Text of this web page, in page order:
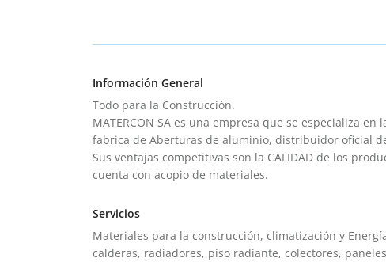
Información General
Todo para la Construcción.
MATERCON SA es una empresa que se especializa
fabrica de Aberturas de aluminio, distribuidor oficial
Sus ventajas competitivas son la CALIDAD de los
cuenta con acopio de materiales.
Servicios
Materiales para la construcción, climatización y
calderas, radiadores, piso radiante, colectores,